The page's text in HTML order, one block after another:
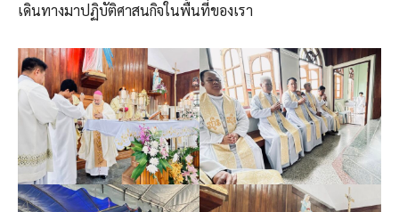
เดินทางมาปฏิบัติศาสนกิจในพื้นที่ของเรา